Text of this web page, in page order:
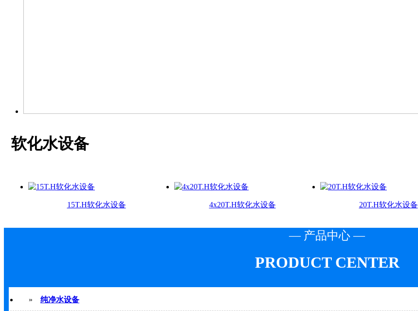
软化水设备
15T.H软化水设备 4x20T.H软化水设备 20T.H软化水设备
— 产品中心 —
PRODUCT CENTER
» 纯净水设备